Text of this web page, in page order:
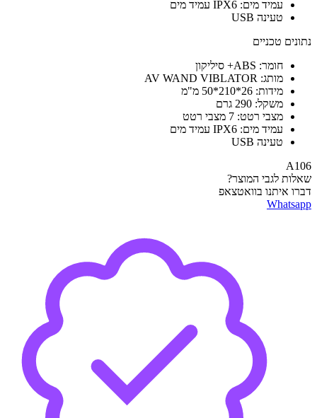
עמיד מים: IPX6 עמיד מים
טעינה USB
נתונים טכניים
חומר: ABS+ סיליקון
מותג: AV WAND VIBLATOR
מידות: 26*210*50 מ"מ
משקל: 290 גרם
מצבי רטט: 7 מצבי רטט
עמיד מים: IPX6 עמיד מים
טעינה USB
A106
שאלות לגבי המוצר?
דברו איתנו בוואטצאפ
Whatsapp